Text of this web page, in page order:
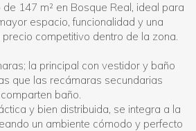
147 m² en Bosque Real, ideal para
espacio, funcionalidad y una
competitivo dentro de la zona.
la principal con vestidor y baño
que las recámaras secundarias
comparten baño.
y bien distribuida, se integra a la
un ambiente cómodo y perfecto